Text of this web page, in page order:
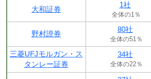
大和証券
1社
全体の1％
野村證券
80社
全体の51％
三菱UFJモルガン・ス
タンレー証券
34社
全体の22％